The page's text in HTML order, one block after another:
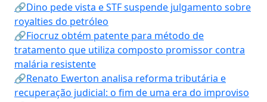
🔗Dino pede vista e STF suspende julgamento sobre
royalties do petróleo
🔗Fiocruz obtém patente para método de
tratamento que utiliza composto promissor contra
malária resistente
🔗Renato Ewerton analisa reforma tributária e
recuperação judicial: o fim de uma era do improviso